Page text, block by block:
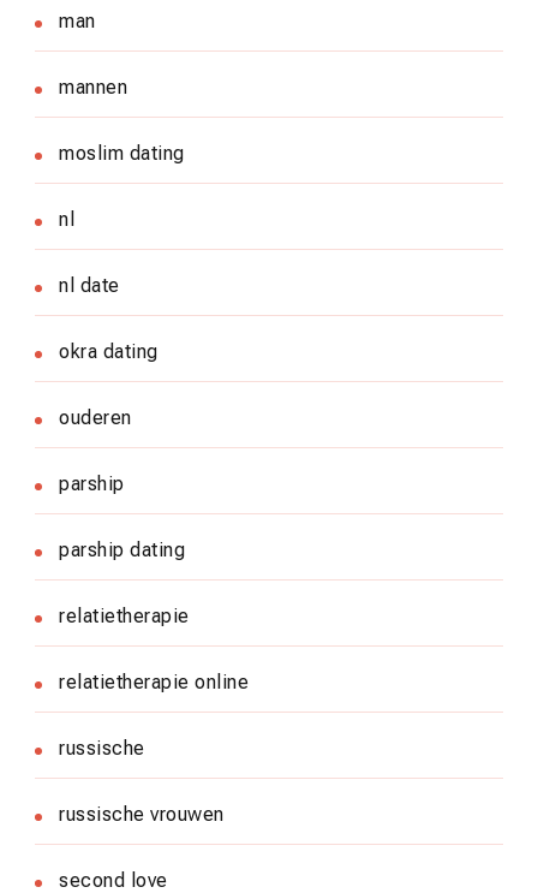
man
mannen
moslim dating
nl
nl date
okra dating
ouderen
parship
parship dating
relatietherapie
relatietherapie online
russische
russische vrouwen
second love